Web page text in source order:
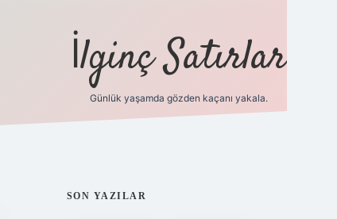
İlginç Satırlar
Günlük yaşamda gözden kaçanı yakala.
SIDEBAR
SON YAZILAR